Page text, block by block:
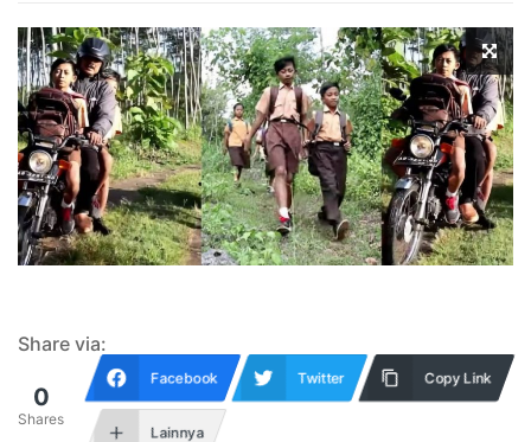
Share via:
0
Shares
Facebook Twitter Copy Link
Lainnya